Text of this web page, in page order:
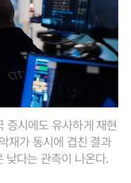
시에도 유사하게 재현
재가 동시에 겹친 결과
낮다는 관측이 나온다.